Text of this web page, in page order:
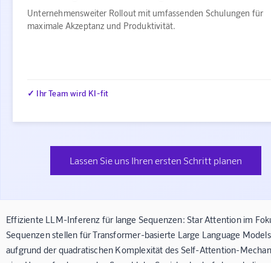
Unternehmensweiter Rollout mit umfassenden Schulungen für
maximale Akzeptanz und Produktivität.
✓ Ihr Team wird KI-fit
Lassen Sie uns Ihren ersten Schritt planen
Effiziente LLM-Inferenz für lange Sequenzen: Star Attention im
Sequenzen stellen für Transformer-basierte Large Language
aufgrund der quadratischen Komplexität des Self-Attention-